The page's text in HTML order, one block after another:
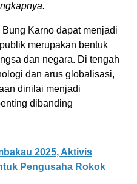
Karno dapat menjadi
merupakan bentuk
dan negara. Di tengah
dan arus globalisasi,
dinilai menjadi
dibanding
2025, Aktivis
Pengusaha Rokok